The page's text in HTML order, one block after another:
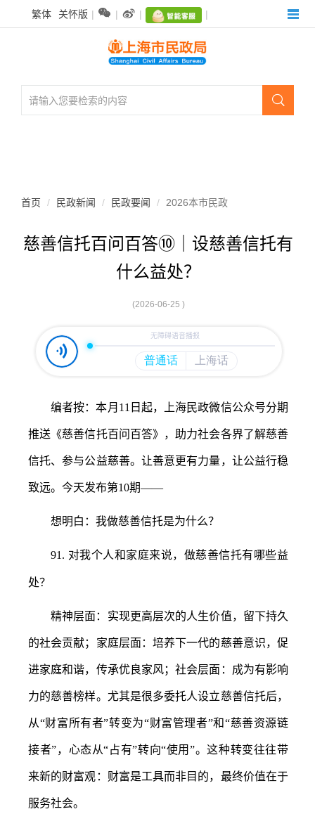
繁体 |
关怀版 |  |  |

首页 民政新闻 民政要闻 2026本市民政
慈善信托百问百答⑩｜设慈善信托有
什么益处？
(2026-06-25 )
编者按：本月 11日起，上海民政微信公众号分期
推送《慈善信托百问百答》，助力社会各界了解慈善
信托、参与公益慈善。让善意更有力量，让公益行稳
致远。今天发布第10期——
想明白：我做慈善信托是为什么？
91. 对我个人和家庭来说，做慈善信托有哪些益
处？
精神层面：实现更高层次的人生价值，留下持久
的社会贡献；家庭层面：培养下一代的慈善意识，促
进家庭和谐，传承优良家风；社会层面：成为有影响
力的慈善榜样。尤其是很多委托人设立慈善信托后，
从“财富所有者”转变为“财富管理者”和“慈善资源链
接者”，心态从“占有”转向“使用”。这种转变往往带
来新的财富观：财富是工具而非目的，最终价值在于
服务社会。